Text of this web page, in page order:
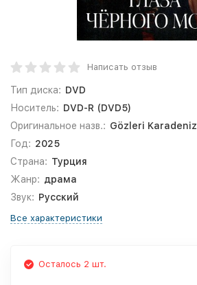
Написать отзыв
Тип диска: DVD
Носитель: DVD-R (DVD5)
Оригинальное назв.: Gözleri Karadeniz
Год: 2025
Страна: Турция
Жанр: драма
Звук: Русский
Все характеристики
Осталось 2 шт.